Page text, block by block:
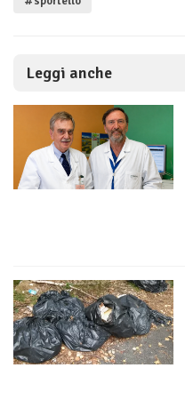
Leggi anche